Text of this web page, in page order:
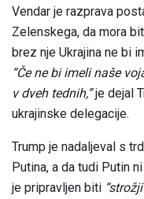
Vendar je razprava
Zelenskega, da mora
brez nje Ukrajina ne bi
“Če ne bi imeli naše
v dveh tednih,”je dejal
ukrajinske delegacije.
Trump je nadaljeval s
Putina, a da tudi Putin
je pripravljen biti